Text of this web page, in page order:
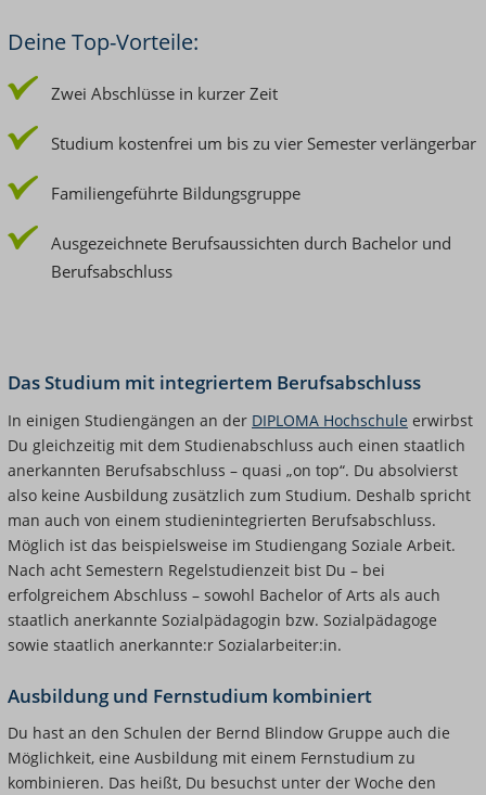
Deine Top-Vorteile:
Zwei Abschlüsse in kurzer Zeit
Studium kostenfrei um bis zu vier Semester verlängerbar
Familiengeführte Bildungsgruppe
Ausgezeichnete Berufsaussichten durch Bachelor und
Berufsabschluss
Das Studium mit integriertem Berufsabschluss
In einigen Studiengängen an der DIPLOMA Hochschule erwirbst
Du gleichzeitig mit dem Studienabschluss auch einen staatlich
anerkannten Berufsabschluss – quasi „on top“. Du absolvierst
also keine Ausbildung zusätzlich zum Studium. Deshalb spricht
man auch von einem studienintegrierten Berufsabschluss.
Möglich ist das beispielsweise im Studiengang Soziale Arbeit.
Nach acht Semestern Regelstudienzeit bist Du – bei
erfolgreichem Abschluss – sowohl Bachelor of Arts als auch
staatlich anerkannte Sozialpädagogin bzw. Sozialpädagoge
sowie staatlich anerkannte:r Sozialarbeiter:in.
Ausbildung und Fernstudium kombiniert
Du hast an den Schulen der Bernd Blindow Gruppe auch die
Möglichkeit, eine Ausbildung mit einem Fernstudium zu
kombinieren. Das heißt, Du besuchst unter der Woche den